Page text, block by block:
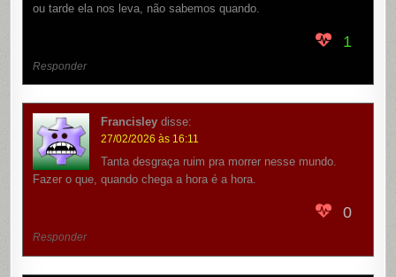
ou tarde ela nos leva, não sabemos quando.
1
Responder
Francisley disse:
27/02/2026 às 16:11
Tanta desgraça ruim pra morrer nesse mundo.
Fazer o que, quando chega a hora é a hora.
0
Responder